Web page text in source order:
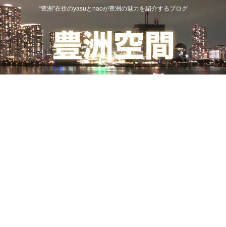
“豊洲”在住のyasuとnaoが豊洲の魅力を紹介するブログ